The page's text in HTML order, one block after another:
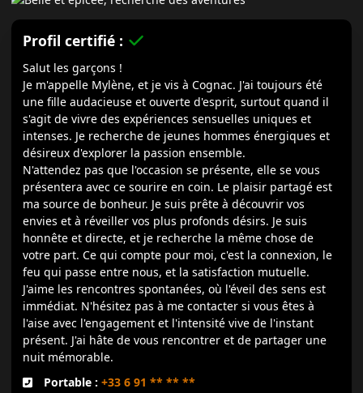
Profil certifié :
Salut les garçons !
Je m'appelle Mylène, et je vis à Cognac. J'ai toujours été
une fille audacieuse et ouverte d'esprit, surtout quand il
s'agit de vivre des expériences sensuelles uniques et
intenses. Je recherche de jeunes hommes énergiques et
désireux d'explorer la passion ensemble.
N'attendez pas que l'occasion se présente, elle se vous
présentera avec ce sourire en coin. Le plaisir partagé est
ma source de bonheur. Je suis prête à découvrir vos
envies et à réveiller vos plus profonds désirs. Je suis
honnête et directe, et je recherche la même chose de
votre part. Ce qui compte pour moi, c'est la connexion, le
feu qui passe entre nous, et la satisfaction mutuelle.
J'aime les rencontres spontanées, où l'éveil des sens est
immédiat. N'hésitez pas à me contacter si vous êtes à
l'aise avec l'engagement et l'intensité vive de l'instant
présent. J'ai hâte de vous rencontrer et de partager une
nuit mémorable.
Portable : +33 6 91 ** ** **